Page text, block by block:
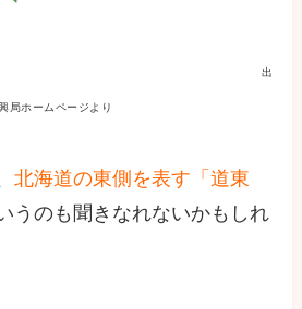
局ホームページより
北海道の東側を表す「道東
うのも聞きなれないかもしれ